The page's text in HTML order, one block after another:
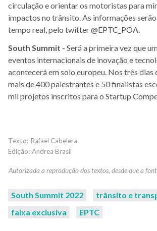
circulação e orientar os motoristas para
impactos no trânsito. As informações
tempo real, pelo twitter @EPTC_POA.
South Summit - Será a primeira vez que
eventos internacionais de inovação e
acontecerá em solo europeu. Nos três dias
mais de 400 palestrantes e 50 finalistas
mil projetos inscritos para o Startup
Rafael Cabelera
Andrea Brasil
South Summit 2022
trânsito e
faixa exclusiva
EPTC